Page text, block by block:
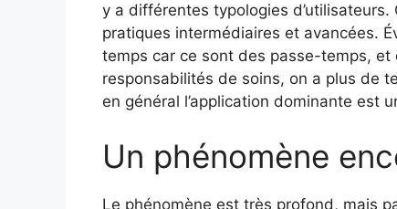
y a différentes typologies
pratiques intermédiaires et avancées.
temps car ce sont des passe-temps, et
responsabilités de soins, on a plus de
en général l’application dominante est
Un phénomène
Le phénomène est très profond, mais